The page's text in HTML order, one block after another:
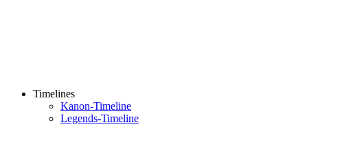
Timelines
Kanon-Timeline
Legends-Timeline